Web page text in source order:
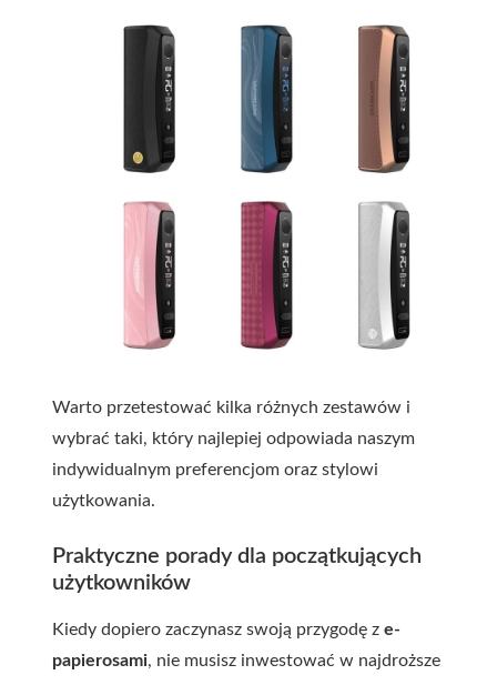
Warto przetestować kilka różnych zestawów i
wybrać taki, który najlepiej odpowiada naszym
indywidualnym preferencjom oraz stylowi
użytkowania.
Praktyczne porady dla początkujących
użytkowników
Kiedy dopiero zaczynasz swoją przygodę z e-
papierosami, nie musisz inwestować w najdroższe